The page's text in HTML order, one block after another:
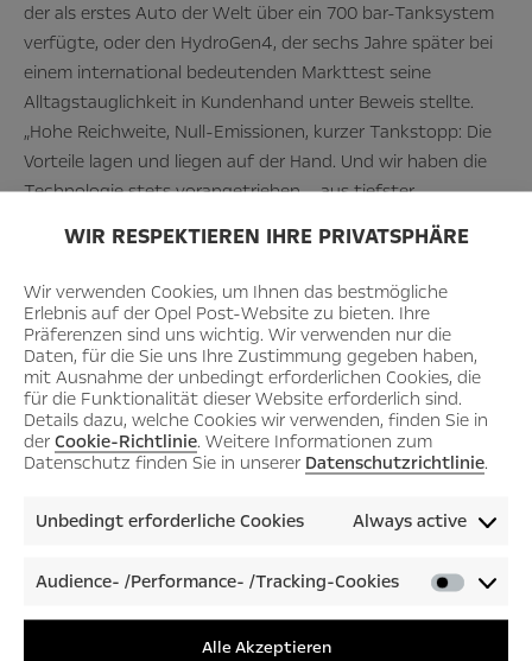
WIR RESPEKTIEREN IHRE PRIVATSPHÄRE
Wir verwenden Cookies, um Ihnen das bestmögliche
Erlebnis auf der Opel Post-Website zu bieten. Ihre
Präferenzen sind uns wichtig. Wir verwenden nur die
Daten, für die Sie uns Ihre Zustimmung gegeben haben,
mit Ausnahme der unbedingt erforderlichen Cookies, die
für die Funktionalität dieser Website erforderlich sind.
Details dazu, welche Cookies wir verwenden, finden Sie in
der Cookie-Richtlinie. Weitere Informationen zum
Datenschutz finden Sie in unserer Datenschutzrichtlinie.
Unbedingt erforderliche Cookies Always active
Audience- /Performance- /Tracking-Cookies
/
Alle Akzeptieren
der als erstes Auto der Welt über ein 700 bar-Tanksystem
verfügte, oder den HydroGen4, der sechs Jahre später bei
einem international bedeutenden Markttest seine
Alltagstauglichkeit in Kundenhand unter Beweis stellte.
„Hohe Reichweite, Null-Emissionen, kurzer Tankstopp: Die
Vorteile lagen und liegen auf der Hand. Und wir haben die
Technologie stets vorangetrieben – aus tiefster
Überzeugung.“ Das größte Problem sei seinerzeit das
fehlende Tankstellennetz gewesen. Das wollte niemand
aufbauen, solange noch keine Wasserstoff-Fahrzeuge auf
der Straße waren. Doch dieses Henne-Ei-Dilemma ist
überwunden.
Entscheidender Vorteil:
Schnelles Betanken
Energieunternehmen und Autobauern, betreibt aktuell 95
steigend. Im Rhein-Main-Gebiet gibt es zum Beispiel zwei
Tankstellen in Frankfurt, eine in Offenbach, eine in
Wiesbaden. Letztere steuert der Opel-Manager gerade an.